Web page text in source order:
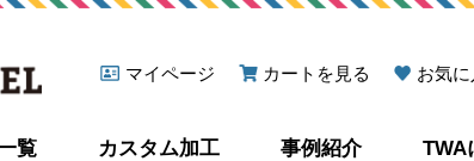
マイページ
カートを見る お気に
覧 カスタム加工 事例紹介 TWA